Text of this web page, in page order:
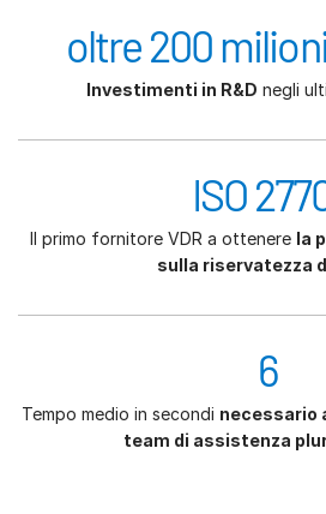
oltre 200
Investimenti in R&D negli
ISO
Il primo fornitore VDR a ottenere la
sulla riservatezza
6
Tempo medio in secondi necessario
team di assistenza